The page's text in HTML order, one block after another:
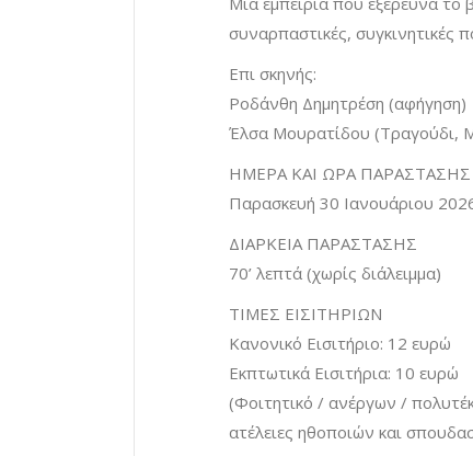
συναρπαστικές, συγκινητικές
Επι σκηνής:
Ροδάνθη Δημητρέση (αφήγηση)
Έλσα Μουρατίδου (Τραγούδι,
ΗΜΕΡΑ ΚΑΙ ΩΡΑ ΠΑΡΑΣΤΑΣΗΣ
Παρασκευή 30 Ιανουάριου
ΔΙΑΡΚΕΙΑ ΠΑΡΑΣΤΑΣΗΣ
70’ λεπτά (χωρίς διάλειμμα)
ΤΙΜΕΣ ΕΙΣΙΤΗΡΙΩΝ
Κανονικό Εισιτήριο: 12 ευρώ
Εκπτωτικά Εισιτήρια: 10 ευρώ
(Φοιτητικό / ανέργων /
ατέλειες ηθοποιών και